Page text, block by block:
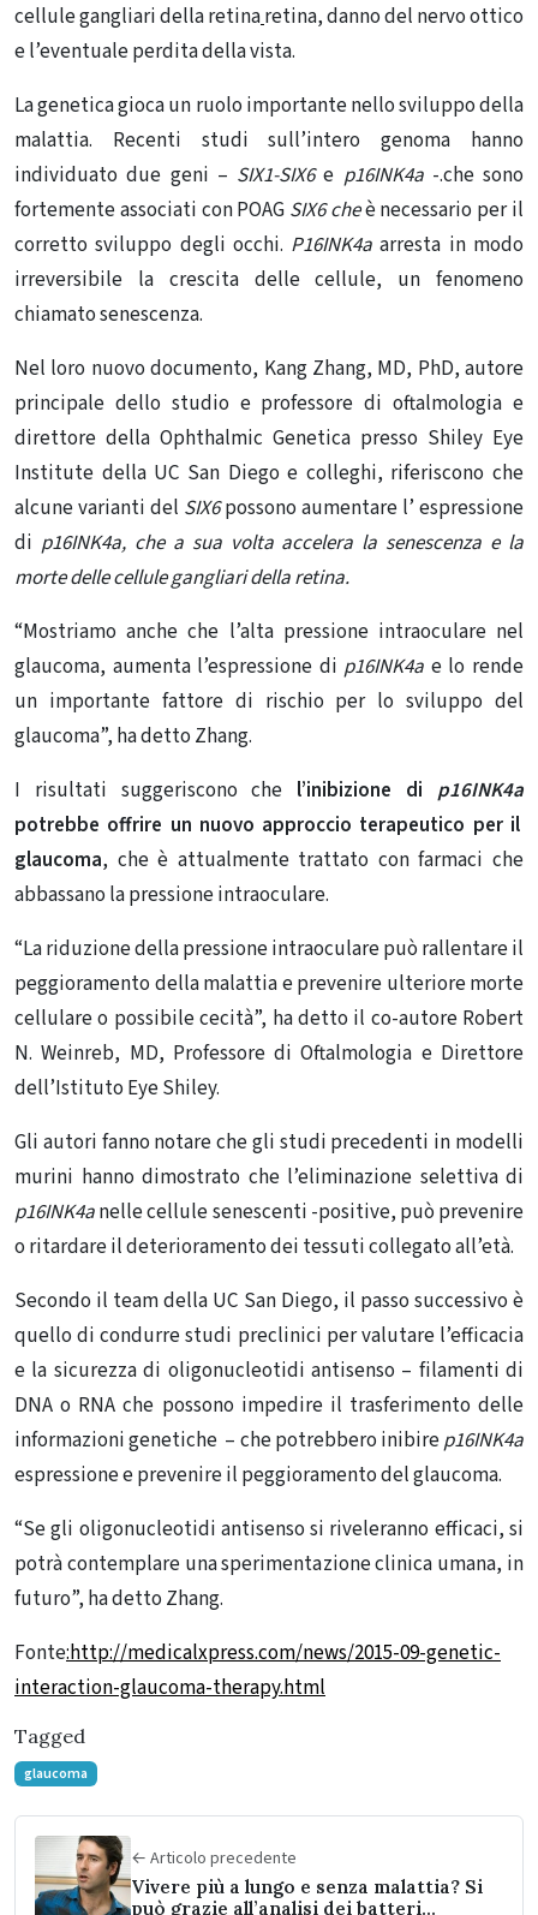
cellule gangliari della retinaretina, danno del nervo ottico
e l’eventuale perdita della vista.
La genetica gioca un ruolo importante nello sviluppo della
malattia. Recenti studi sull’intero genoma hanno
individuato due geni – SIX1-SIX6e p16INK4a-.che sono
fortemente associati con POAG SIX6 cheè necessario per il
corretto sviluppo degli occhi. P16INK4a arresta in modo
irreversibile la crescita delle cellule, un fenomeno
chiamato senescenza.
Nel loro nuovo documento, Kang Zhang, MD, PhD, autore
principale dello studio e professore di oftalmologia e
direttore della Ophthalmic Genetica presso Shiley Eye
Institute della UC San Diego e colleghi, riferiscono che
alcune varianti del SIX6possono aumentare l’ espressione
di p16INK4a, che a sua volta accelera la senescenza e la
morte delle cellule gangliari della retina.
“Mostriamo anche che l’alta pressione intraoculare nel
glaucoma, aumenta l’espressione di p16INK4a e lo rende
un importante fattore di rischio per lo sviluppo del
glaucoma”, ha detto Zhang.
I risultati suggeriscono che l’inibizione di p16INK4a
potrebbe offrire un nuovo approccio terapeutico per il
glaucoma, che è attualmente trattato con farmaci che
abbassano la pressione intraoculare.
“La riduzione della pressione intraoculare può rallentare il
peggioramento della malattia e prevenire ulteriore morte
cellulare o possibile cecità”, ha detto il co-autore Robert
N. Weinreb, MD, Professore di Oftalmologia e Direttore
dell’Istituto Eye Shiley.
Gli autori fanno notare che gli studi precedenti in modelli
murini hanno dimostrato che l’eliminazione selettiva di
p16INK4anelle cellule senescenti -positive, può prevenire
o ritardare il deterioramento dei tessuti collegato all’età.
Secondo il team della UC San Diego, il passo successivo è
quello di condurre studi preclinici per valutare l’efficacia
e la sicurezza di oligonucleotidi antisenso – filamenti di
DNA o RNA che possono impedire il trasferimento delle
informazioni genetiche – che potrebbero inibirep16INK4a
espressione e prevenire il peggioramento del glaucoma.
“Se gli oligonucleotidi antisenso si riveleranno efficaci, si
potrà contemplare una sperimentazione clinica umana, in
futuro”, ha detto Zhang.
Fonte:http://medicalxpress.com/news/2015-09-genetic-
interaction-glaucoma-therapy.html
Tagged
glaucoma
← Articolo precedente
Vivere più a lungo e senza malattia? Si
può grazie all’analisi dei batteri